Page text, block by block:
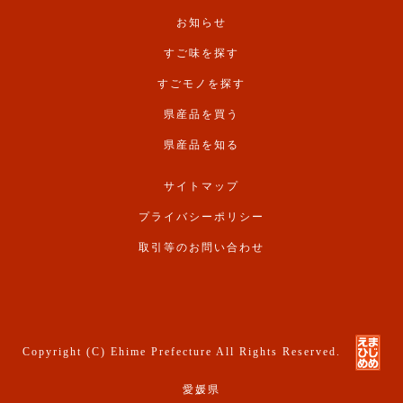
お知らせ
すご味を探す
すごモノを探す
県産品を買う
県産品を知る
サイトマップ
プライバシーポリシー
取引等のお問い合わせ
Copyright (C) Ehime Prefecture All Rights Reserved.
愛媛県